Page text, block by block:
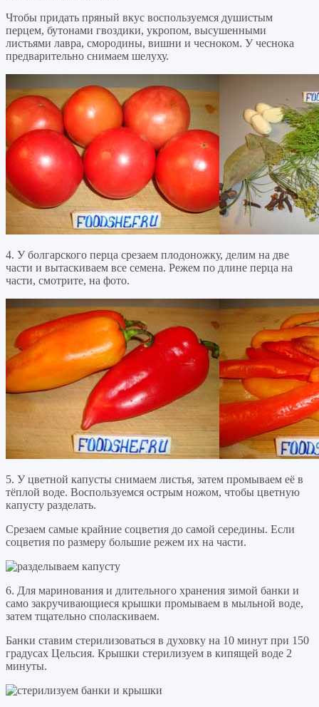
Чтобы придать пряный вкус воспользуемся душистым
перцем, бутонами гвоздики, укропом, высушенными
листьями лавра, смородины, вишни и чесноком. У чеснока
предварительно снимаем шелуху.
4. У болгарского перца срезаем плодоножку, делим на две
части и вытаскиваем все семена. Режем по длине перца на
части, смотрите, на фото.
5. У цветной капусты снимаем листья, затем промываем её в
тёплой воде. Воспользуемся острым ножом, чтобы цветную
капусту разделать.
Срезаем самые крайние соцветия до самой середины. Если
соцветия по размеру большие режем их на части.
6. Для маринования и длительного хранения зимой банки и
само закручивающиеся крышки промываем в мыльной воде,
затем тщательно споласкиваем.
Банки ставим стерилизоваться в духовку на 10 минут при 150
градусах Цельсия. Крышки стерилизуем в кипящей воде 2
минуты.